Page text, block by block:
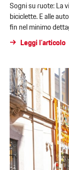
Sogni su ruote: La
biciclette. E alle
fin nel minimo
Leggi l’articolo